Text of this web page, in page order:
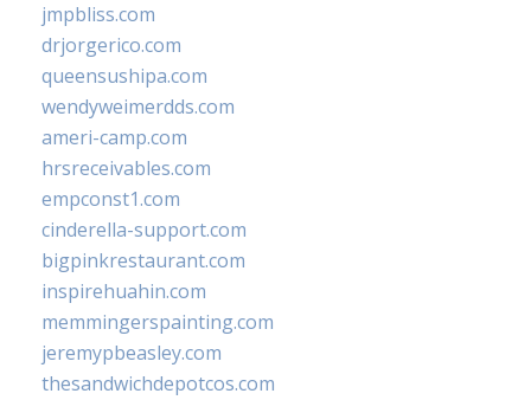
jmpbliss.com
drjorgerico.com
queensushipa.com
wendyweimerdds.com
ameri-camp.com
hrsreceivables.com
empconst1.com
cinderella-support.com
bigpinkrestaurant.com
inspirehuahin.com
memmingerspainting.com
jeremypbeasley.com
thesandwichdepotcos.com